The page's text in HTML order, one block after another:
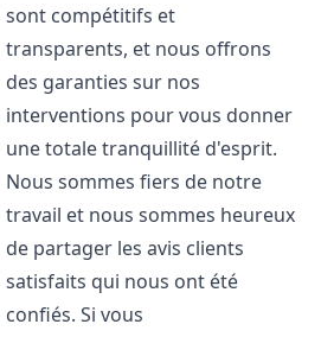
sont compétitifs et
transparents, et nous offrons
des garanties sur nos
interventions pour vous donner
une totale tranquillité d'esprit.
Nous sommes fiers de notre
travail et nous sommes heureux
de partager les avis clients
satisfaits qui nous ont été
confiés. Si vous